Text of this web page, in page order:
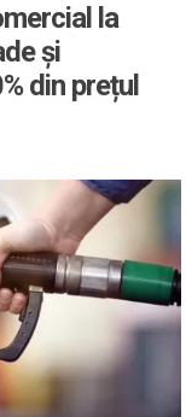
la
și
din prețul